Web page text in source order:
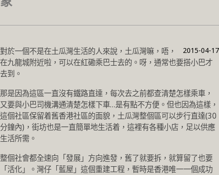
2015-04-17
對於一個不是在土瓜灣生活的人來說，土瓜灣嘛，唔，
在九龍城附近啦，可以在紅磡乘巴士去的。呀，通常也要搭小巴才
去到。
那是因為這區一直沒有鐵路直達，每次去之前都查清楚怎樣乘車，
又要與小巴司機溝通清楚怎樣下車…是有點不方便。但也因為這樣，
這個社區保留着舊香港社區的面貌，土瓜灣整個區可以步行直達(30
分鐘內)，街坊也是一直簡單地生活着，這裡有各種小店，足以供應
生活所需。
整個社會都全速向「發展」方向進發，舊了就要拆，就算留了也要
「活化」。灣仔「藍屋」這個重建工程，暫時是香港唯一一個成功